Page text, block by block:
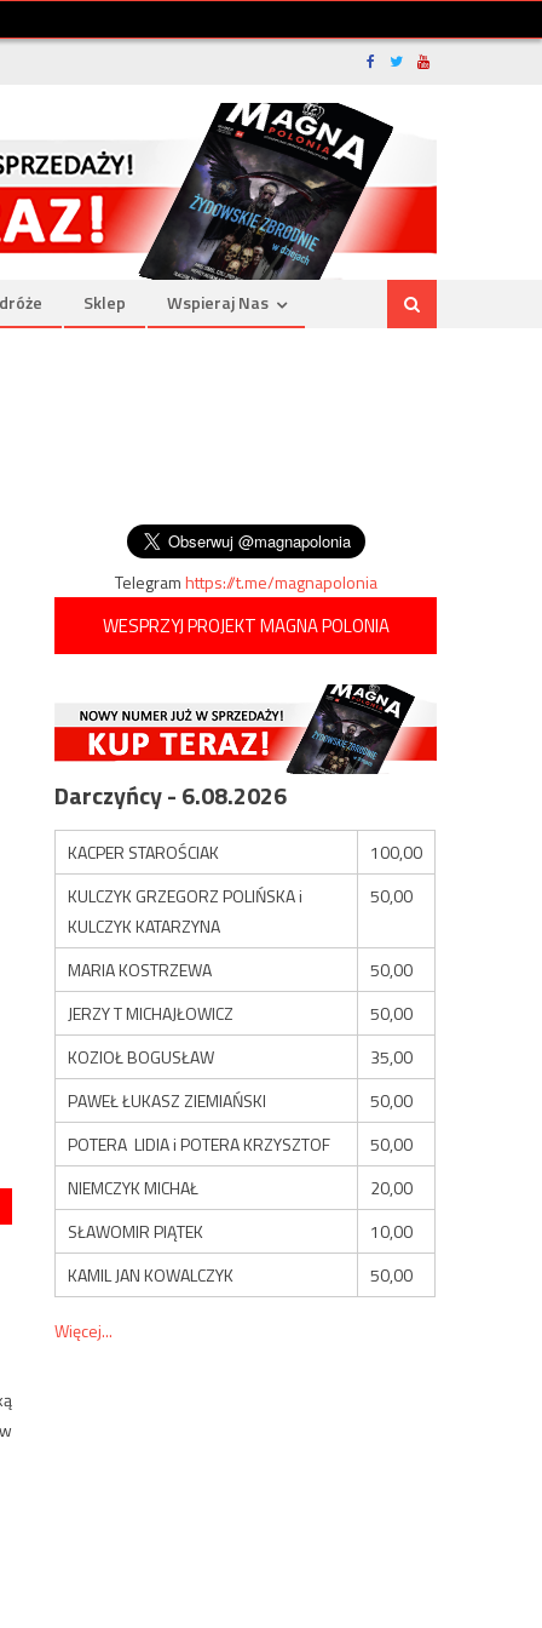
Sklep Wspieraj Nas
Telegramhttps://t.me/magnapolonia
WESPRZYJ PROJEKT MAGNA POLONIA
Darczyńcy - 6.08.2026
KACPER STAROŚCIAK
100,00
KULCZYK GRZEGORZ POLIŃSKA i
KULCZYK KATARZYNA
50,00
MARIA KOSTRZEWA
50,00
JERZY T MICHAJŁOWICZ
50,00
KOZIOŁ BOGUSŁAW
35,00
PAWEŁ ŁUKASZ ZIEMIAŃSKI
50,00
POTERA LIDIA i POTERA KRZYSZTOF
50,00
NIEMCZYK MICHAŁ
20,00
SŁAWOMIR PIĄTEK
10,00
KAMIL JAN KOWALCZYK
50,00
Więcej...